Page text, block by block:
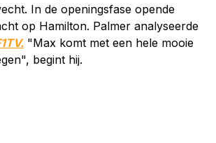
In de openingsfase opende
op Hamilton. Palmer analyseerde
"Max komt met een hele mooie
begint hij.